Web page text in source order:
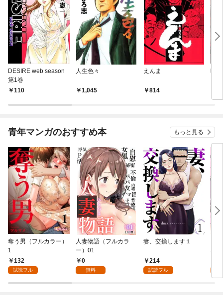
DESIRE web season
第1巻
110
人生色々
1,045
えんま
814
呪
青年マンガのおすすめ本 もっと見る
奪う男（フルカラー）
1
132
試読フル
人妻物語（フルカラ
ー）01
0
無料
妻、交換します１
214
試読フル
な